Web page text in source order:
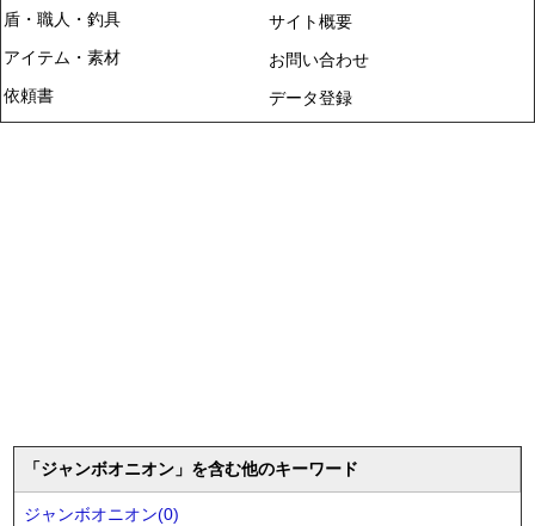
盾・職人・釣具
アイテム・素材
依頼書
サイト概要
お問い合わせ
データ登録
「ジャンボオニオン」を含む他のキーワード
ジャンボオニオン(0)